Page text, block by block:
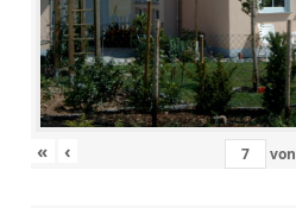
« ‹ von